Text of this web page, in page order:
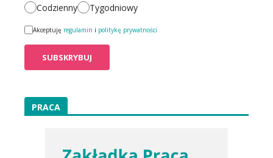
Codzienny Tygodniowy
Akceptuję regulamin i politykę prywatności
PRACA